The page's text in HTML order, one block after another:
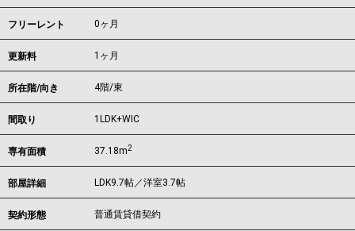
フリーレント 0ヶ月
更新料 1ヶ月
所在階/向き 4階/東
間取り 1LDK+WIC
専有面積 37.18m2
部屋詳細 LDK9.7帖／洋室3.7帖
契約形態 普通賃貸借契約